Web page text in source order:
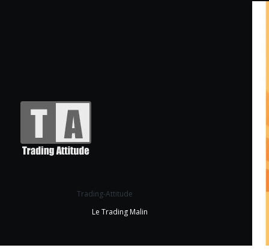
Trading-Attitude
Le Trading Malin